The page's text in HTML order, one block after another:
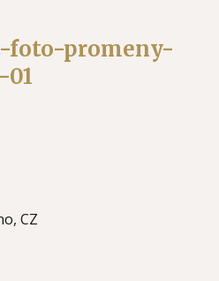
foto-promeny-
01
CZ